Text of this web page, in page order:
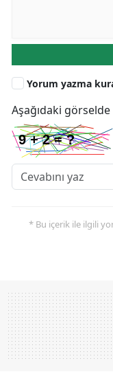
Yorum yazma
Aşağıdaki
* Bu içerik ile ilgili